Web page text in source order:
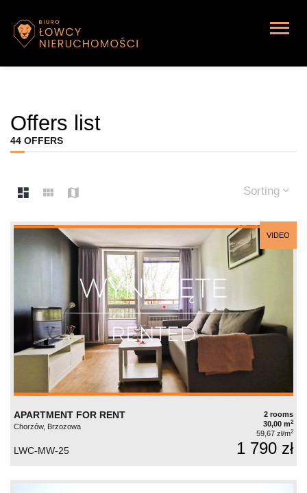
Offers list
44 OFFERS
Sorting
VIDEO
APARTMENT FOR RENT
Chorzów, Brzozowa
2 rooms
30,00 m2
59,67 zł/m2
LWC-MW-25 1 790 zł